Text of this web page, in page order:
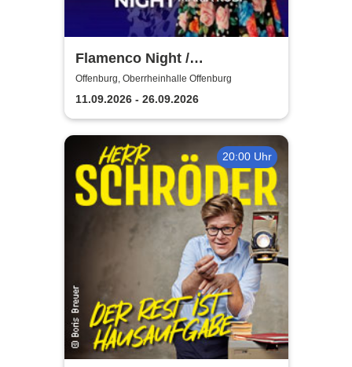
Flamenco Night /
Flamencomanía Tour 26/27 -
Deutschlands größte
Flamenco-Tournee
Offenburg, Oberrheinhalle Offenburg
11.09.2026 - 26.09.2026
20:00 Uhr